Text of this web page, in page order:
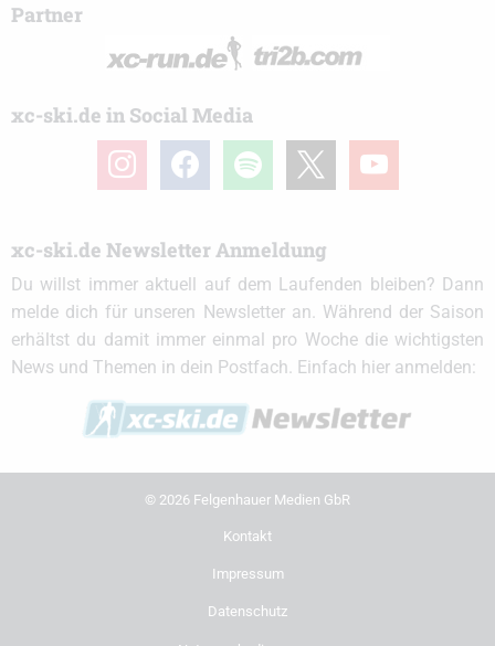
Partner
xc-ski.de in Social Media
instagramfacebook spotify youtube
xc-ski.de Newsletter Anmeldung
Du willst immer aktuell auf dem Laufenden bleiben? Dann
melde dich für unseren Newsletter an. Während der Saison
erhältst du damit immer einmal pro Woche die wichtigsten
News und Themen in dein Postfach. Einfach hier anmelden:
© 2026 Felgenhauer Medien GbR
Kontakt
Impressum
Datenschutz